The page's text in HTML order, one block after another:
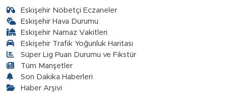
Eskişehir Nöbetçi Eczaneler
Eskişehir Hava Durumu
Eskişehir Namaz Vakitleri
Eskişehir Trafik Yoğunluk Haritası
Süper Lig Puan Durumu ve Fikstür
Tüm Manşetler
Son Dakika Haberleri
Haber Arşivi